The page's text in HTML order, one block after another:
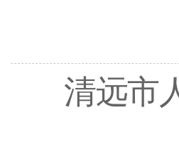
清远市